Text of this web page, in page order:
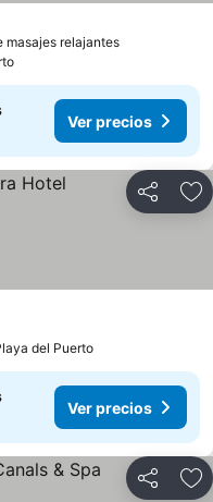
masajes relajantes
Ver precios
Compartir
del Puerto
Ver precios
Compartir